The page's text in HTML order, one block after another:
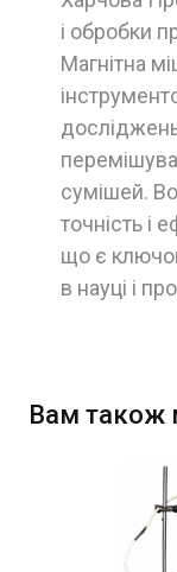
і обробки
Магнітна
сумішей.
точність і
що є
в науці і
Вам також